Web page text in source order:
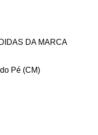
DA MARCA
Pé (CM)